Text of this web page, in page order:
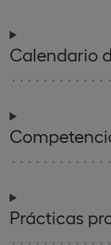
Calendario
Prácticas